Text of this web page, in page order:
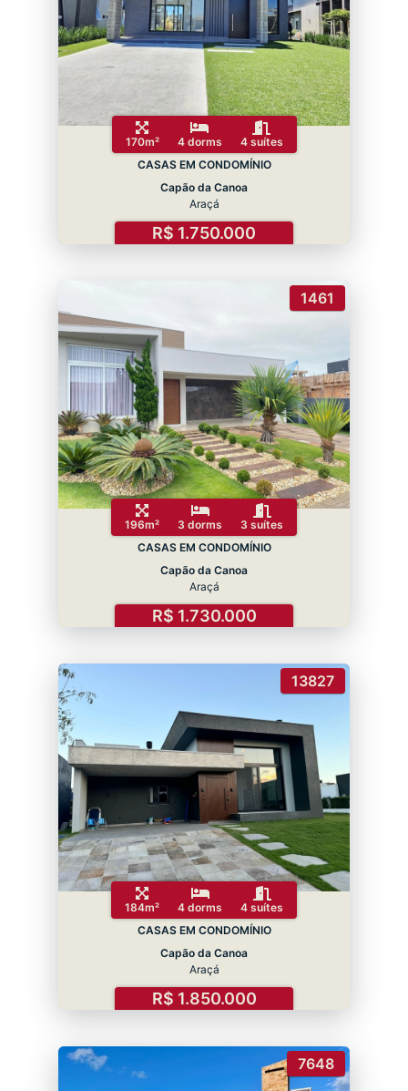
170m² 4 dorms
4 suítes
CASAS EM CONDOMÍNIO
Capão da Canoa
Araçá
R$ 1.750.000
1461
196m² 3 dorms
3 suítes
CASAS EM CONDOMÍNIO
Capão da Canoa
Araçá
R$ 1.730.000
13827
184m² 4 dorms
4 suítes
CASAS EM CONDOMÍNIO
Capão da Canoa
Araçá
R$ 1.850.000
7648